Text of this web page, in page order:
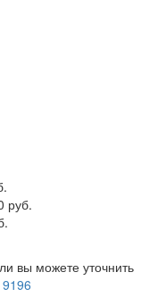
руб.
вы можете уточнить